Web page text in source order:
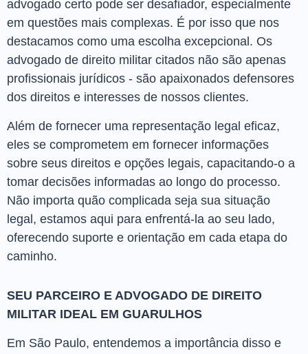
advogado certo pode ser desafiador, especialmente
em questões mais complexas. É por isso que nos
destacamos como uma escolha excepcional. Os
advogado de direito militar citados não são apenas
profissionais jurídicos - são apaixonados defensores
dos direitos e interesses de nossos clientes.
Além de fornecer uma representação legal eficaz,
eles se comprometem em fornecer informações
sobre seus direitos e opções legais, capacitando-o a
tomar decisões informadas ao longo do processo.
Não importa quão complicada seja sua situação
legal, estamos aqui para enfrentá-la ao seu lado,
oferecendo suporte e orientação em cada etapa do
caminho.
SEU PARCEIRO E ADVOGADO DE DIREITO
MILITAR IDEAL EM GUARULHOS
Em São Paulo, entendemos a importância disso e